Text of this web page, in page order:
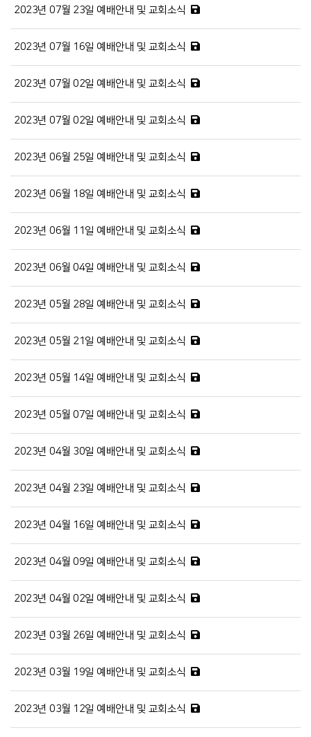
2023년 07월 23일 예배안내 및 교회소식
2023년 07월 16일 예배안내 및 교회소식
2023년 07월 02일 예배안내 및 교회소식
2023년 07월 02일 예배안내 및 교회소식
2023년 06월 25일 예배안내 및 교회소식
2023년 06월 18일 예배안내 및 교회소식
2023년 06월 11일 예배안내 및 교회소식
2023년 06월 04일 예배안내 및 교회소식
2023년 05월 28일 예배안내 및 교회소식
2023년 05월 21일 예배안내 및 교회소식
2023년 05월 14일 예배안내 및 교회소식
2023년 05월 07일 예배안내 및 교회소식
2023년 04월 30일 예배안내 및 교회소식
2023년 04월 23일 예배안내 및 교회소식
2023년 04월 16일 예배안내 및 교회소식
2023년 04월 09일 예배안내 및 교회소식
2023년 04월 02일 예배안내 및 교회소식
2023년 03월 26일 예배안내 및 교회소식
2023년 03월 19일 예배안내 및 교회소식
2023년 03월 12일 예배안내 및 교회소식